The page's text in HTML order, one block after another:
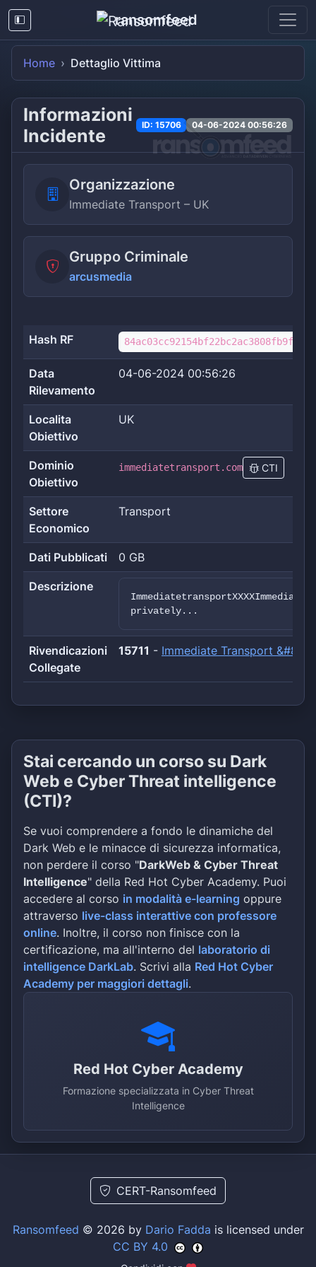
ransomfeed
Home Dettaglio Vittima
Informazioni
Incidente
ID: 15706 04-06-2024 00:56:26
Organizzazione
Immediate Transport – UK
Gruppo Criminale
arcusmedia
Hash RF
Data
Rilevamento
04-06-2024 00:56:26
Localita
Obiettivo
UK
Dominio
Obiettivo
immediatetransport.com CTI
Settore
Economico
Transport
Dati Pubblicati 0 GB
Descrizione
privately...
Rivendicazioni
Collegate
15711 - Immediate Transport
Stai cercando un corso su Dark
Web e Cyber Threat intelligence
(CTI)?
Se vuoi comprendere a fondo le dinamiche del
Dark Web e le minacce di sicurezza informatica,
non perdere il corso "DarkWeb & Cyber Threat
Intelligence" della Red Hot Cyber Academy. Puoi
accedere al corso in modalità e-learning oppure
attraverso live-class interattive con professore
online. Inoltre, il corso non finisce con la
certificazione, ma all'interno del laboratorio di
intelligence DarkLab. Scrivi alla Red Hot Cyber
Academy per maggiori dettagli.
Red Hot Cyber Academy
Formazione specializzata in Cyber Threat
Intelligence
CERT-Ransomfeed
Ransomfeed © 2026 by Dario Fadda is licensed under
CC BY 4.0